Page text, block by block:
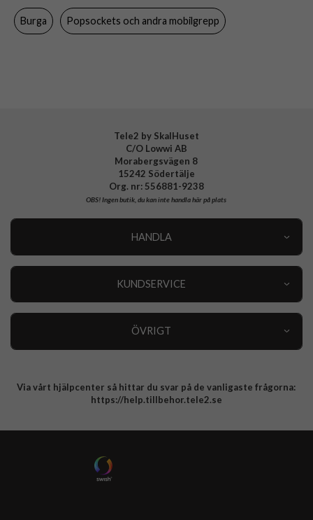
Tillverkarens art nr
Burga Popsockets och andra mobilgrepp
Tele2 by SkalHuset
C/O Lowwi AB
Morabergsvägen 8
15242 Södertälje
Org. nr: 556881-9238
OBS!Ingen butik, du kan inte handla här på plats
HANDLA
KUNDSERVICE
ÖVRIGT
Integritetspolicy
Via vårt hjälpcenter så hittar du svar på de vanligaste frågorna:
https://help.tillbehor.tele2.se